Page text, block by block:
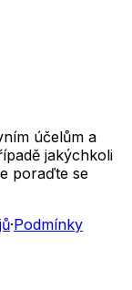
účelům a
jakýchkoli
poraďte se
·Podmínky